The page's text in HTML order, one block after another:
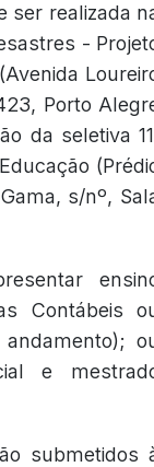
ser realizada
-
Porto
da seletiva
s/nº,
Contábeis
e
submetidos